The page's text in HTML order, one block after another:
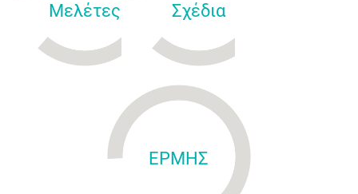
Μελέτες
Σχέδια
ΕΡΜΗΣ